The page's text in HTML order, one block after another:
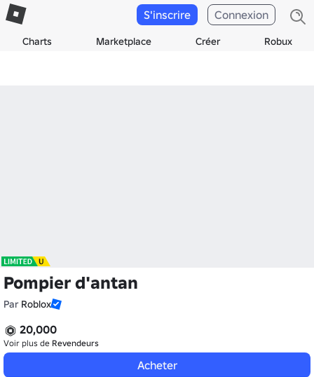
Charts Marketplace Créer Robux
S'inscrire Connexion
Pompier d'antan
Par Roblox
20,000
Voir plus de Revendeurs
Acheter